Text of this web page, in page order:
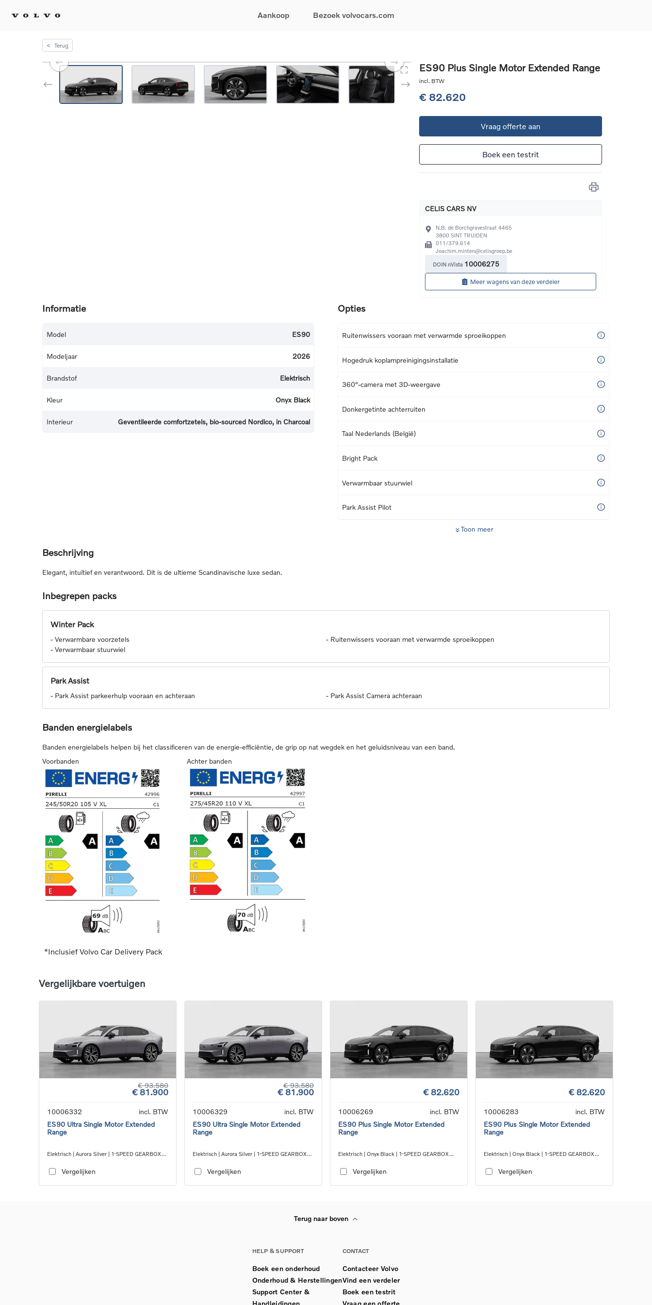
Aankoop
EX30
EX40
EC40
Elektrische auto's
Plug-inhybride auto's
Mild hybrid auto's
Bezoek volvocars.com
Stel uw wagen samen
Tijdelijke aanbiedingen
Gecertificeerde
Financieren
Verzekeringen
Boek een onderhoud
Onderhoud & herstellingen
Overname van uw auto
< Terug
ES90 Plus Single Motor Extended Range
incl. BTW
€ 82.620
Vraag offerte aan
Boek een testrit
CELIS CARS NV
N.B. de Borchgravestraat 4465
3800 SINT TRUIDEN
011/379.614
Joachim.minten@celisgroep.be
DOIN nVista 10006275
Meer wagens van deze verdeler
Informatie
Model ES90
Modeljaar 2026
Brandstof Elektrisch
Kleur Onyx Black
Interieur Geventileerde comfortzetels, bio-sourced Nordico, in Charcoal
Opties
Ruitenwissers vooraan met verwarmde sproeikoppen
Hogedruk koplampreinigingsinstallatie
360°-camera met 3D-weergave
Donkergetinte achterruiten
Taal Nederlands (België)
Bright Pack
Verwarmbaar stuurwiel
Park Assist Pilot
Toon meer
Beschrijving
Elegant, intuïtief en verantwoord. Dit is de ultieme Scandinavische luxe sedan.
Inbegrepen packs
Winter Pack
- Verwarmbare voorzetels - Ruitenwissers vooraan met verwarmde sproeikoppen
- Verwarmbaar stuurwiel
Park Assist
- Park Assist parkeerhulp vooraan en achteraan - Park Assist Camera achteraan
Banden energielabels
Banden energielabels helpen bij het classificeren van de energie-efficiëntie, de grip op nat wegdek en het geluidsniveau van een band.
Voorbanden
Achter banden
*Inclusief Volvo Car Delivery Pack
Vergelijkbare voertuigen
€ 93.580
€ 81.900
10006332
incl. BTW
ES90 Ultra Single Motor Extended
Range
Elektrisch | Aurora Silver | 1-SPEED GEARBOX
Vergelijken
€ 93.580
€ 81.900
10006329
incl. BTW
ES90 Ultra Single Motor Extended
Range
Elektrisch | Aurora Silver | 1-SPEED GEARBOX
Vergelijken
€ 82.620
10006269
incl. BTW
ES90 Plus Single Motor Extended
Range
Elektrisch | Onyx Black | 1-SPEED GEARBOX
Vergelijken
€ 82.620
10006283
incl. BTW
ES90 Plus Single Motor Extended
Range
Elektrisch | Onyx Black | 1-SPEED GEARBOX
Vergelijken
Terug naar boven
HELP & SUPPORT
Boek een onderhoud
Onderhoud & Herstellingen
Support Center &
Handleidingen
CONTACT
Contacteer Volvo
Vind een verdeler
Boek een testrit
Vraag een offerte